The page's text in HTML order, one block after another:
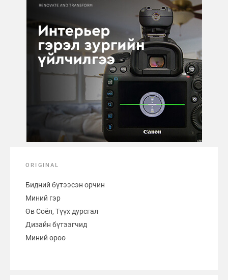
ORIGINAL
Бидний бүтээсэн орчин
Миний гэр
Өв Соёл, Түүх дурсгал
Дизайн бүтээгчид
Миний өрөө